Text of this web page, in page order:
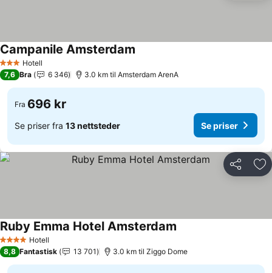
3 StjernerHotell
Campanile Amsterdam
7,6 Bra 6 346 3.0 km til Amsterdam ArenA
Fra 696 kr
Se priser fra 13 nettsteder Se priser
Del
4 StjernerHotell
Ruby Emma Hotel Amsterdam
8,8 Fantastisk 13 701 3.0 km til Ziggo Dome